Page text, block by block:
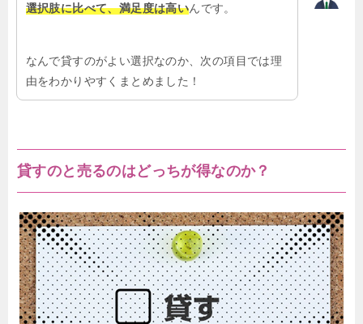
選択肢に比べて、満足度は高いんです。
なんで貸すのがよい選択なのか、次の項目では理
由をわかりやすくまとめました！
貸すのと売るのはどっちが得なのか？